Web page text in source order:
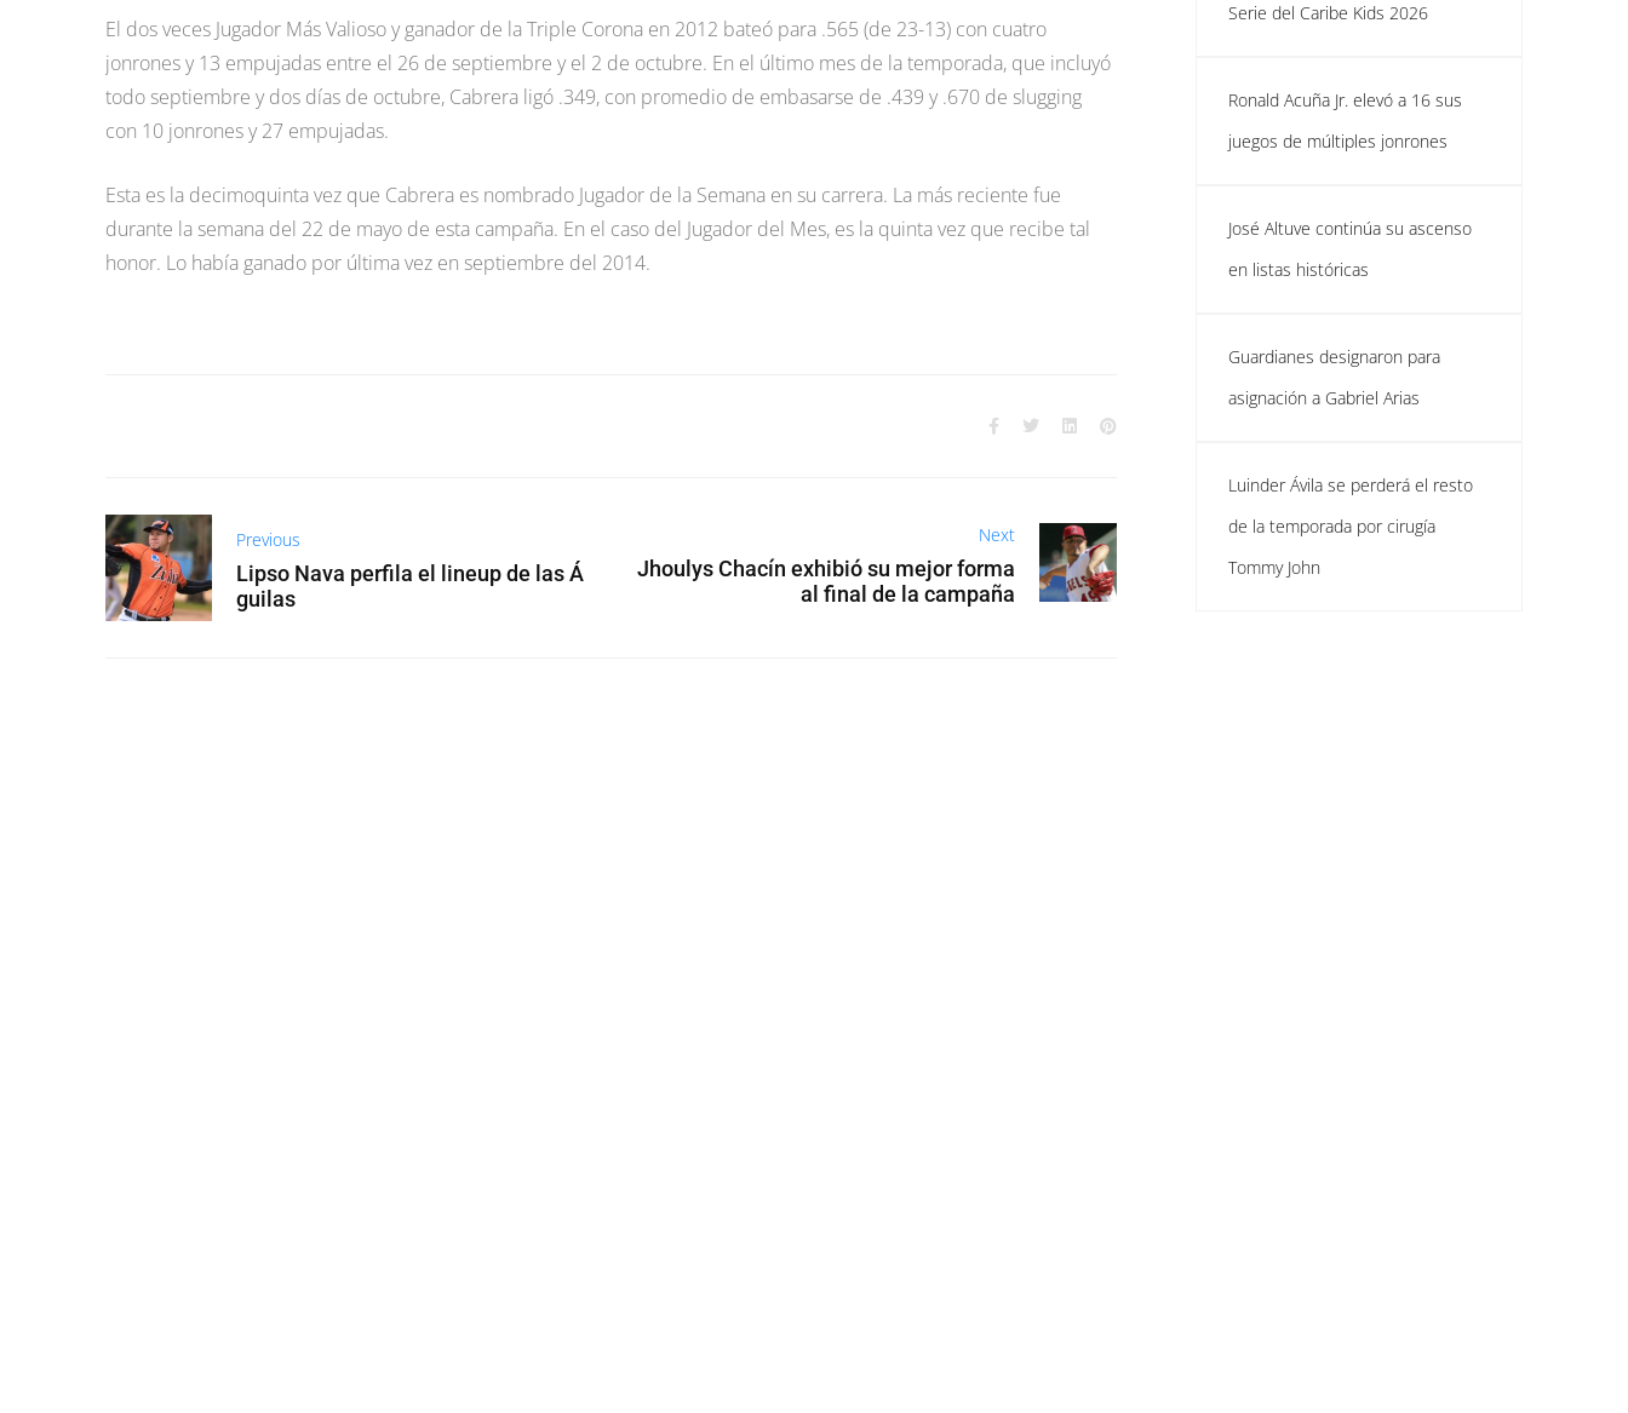
El dos veces Jugador Más Valioso y ganador de la Triple Corona en 2012 bateó para .565 (de 23-13) con cuatro
jonrones y 13 empujadas entre el 26 de septiembre y el 2 de octubre. En el último mes de la temporada, que incluyó
todo septiembre y dos días de octubre, Cabrera ligó .349, con promedio de embasarse de .439 y .670 de slugging
con 10 jonrones y 27 empujadas.
Esta es la decimoquinta vez que Cabrera es nombrado Jugador de la Semana en su carrera. La más reciente fue
durante la semana del 22 de mayo de esta campaña. En el caso del Jugador del Mes, es la quinta vez que recibe tal
honor. Lo había ganado por última vez en septiembre del 2014.
Previous
Lipso Nava perfila el lineup de las Á
guilas
Next
Jhoulys Chacín exhibió su mejor forma
al final de la campaña
Serie del Caribe Kids 2026
Ronald Acuña Jr. elevó a 16 sus
juegos de múltiples jonrones
José Altuve continúa su ascenso
en listas históricas
Guardianes designaron para
asignación a Gabriel Arias
Luinder Ávila se perderá el resto
de la temporada por cirugía
Tommy John